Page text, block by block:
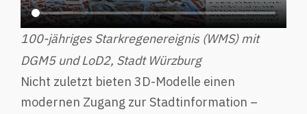
100-jähriges Starkregenereignis (WMS) mit
DGM5 und LoD2, Stadt Würzburg
Nicht zuletzt bieten 3D-Modelle einen
modernen Zugang zur Stadtinformation –